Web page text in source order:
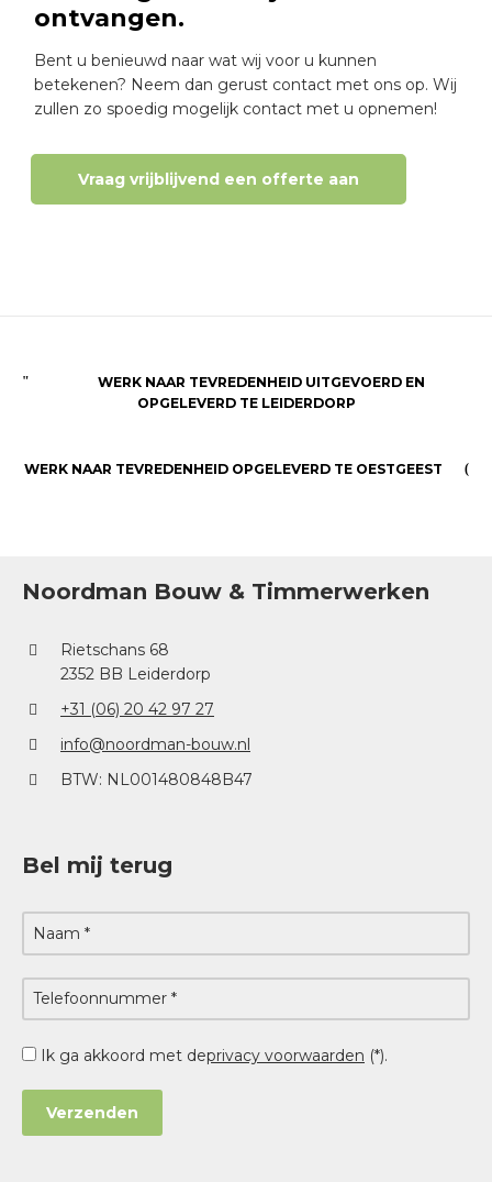
ontvangen.
Bent u benieuwd naar wat wij voor u kunnen
betekenen? Neem dan gerust contact met ons op. Wij
zullen zo spoedig mogelijk contact met u opnemen!
Vraag vrijblijvend een offerte aan
WERK NAAR TEVREDENHEID UITGEVOERD EN
OPGELEVERD TE LEIDERDORP
WERK NAAR TEVREDENHEID OPGELEVERD TE OESTGEEST
Noordman Bouw & Timmerwerken
Rietschans 68
2352 BB Leiderdorp
+31 (06) 20 42 97 27
info@noordman-bouw.nl
BTW: NL001480848B47
Bel mij terug
Ik ga akkoord met deprivacy voorwaarden (*).